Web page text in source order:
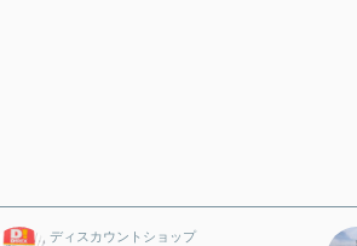
ディスカウントショップ